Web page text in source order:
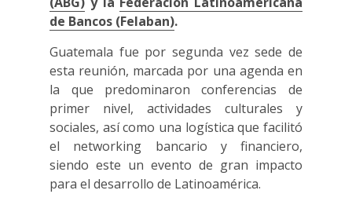
de Bancos (Felaban).
Guatemala fue por segunda vez sede de
esta reunión, marcada por una agenda en
la que predominaron conferencias de
primer nivel, actividades culturales y
sociales, así como una logística que facilitó
el networking bancario y financiero,
siendo este un evento de gran impacto
para el desarrollo de Latinoamérica.